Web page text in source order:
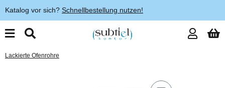
Katalog vor sich? Schnellbestellung nutzen!
Lackierte Ofenrohre